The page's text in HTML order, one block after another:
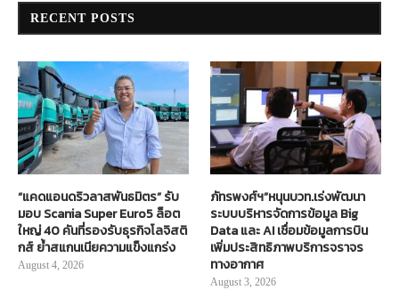
RECENT POSTS
“แคดแอนดริวลาสพันธมิตร” รับ
มอบ Scania Super Euro5 ล็อต
ใหญ่ 40 คันที่รองรับธุรกิจโลจิสติ
กส์ ย้ำสแกนเนียความแข็งแกร่ง
August 4, 2026
ภัทรพงศ์ฯ”หนุนบวท.เร่งพัฒนา
ระบบบริหารจัดการข้อมูล Big
Data และ AI เชื่อมข้อมูลการบิน
เพิ่มประสิทธิภาพบริการจราจร
ทางอากาศ
August 3, 2026